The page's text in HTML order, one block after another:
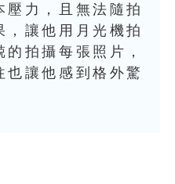
壓力，且無法隨拍
，讓他用月光機拍
拍攝每張照片，
也讓他感到格外驚